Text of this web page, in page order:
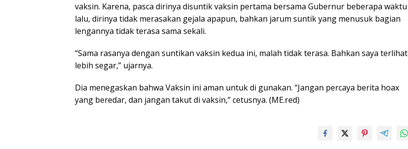
vaksin. Karena, pasca dirinya disuntik vaksin pertama bersama Gubernur beberapa waktu
lalu, dirinya tidak merasakan gejala apapun, bahkan jarum suntik yang menusuk bagian
lengannya tidak terasa sama sekali.
“Sama rasanya dengan suntikan vaksin kedua ini, malah tidak terasa. Bahkan saya terlihat
lebih segar,” ujarnya.
Dia menegaskan bahwa Vaksin ini aman untuk di gunakan. “Jangan percaya berita hoax
yang beredar, dan jangan takut di vaksin,” cetusnya. (ME.red)